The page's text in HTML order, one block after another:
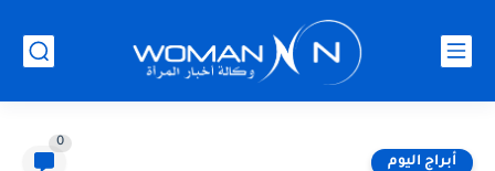
أبراج اليوم
0